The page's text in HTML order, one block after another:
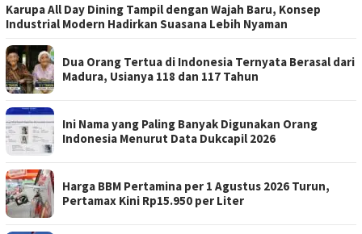
Karupa All Day Dining Tampil dengan Wajah Baru, Konsep
Industrial Modern Hadirkan Suasana Lebih Nyaman
Dua Orang Tertua di Indonesia Ternyata Berasal dari
Madura, Usianya 118 dan 117 Tahun
Ini Nama yang Paling Banyak Digunakan Orang
Indonesia Menurut Data Dukcapil 2026
Harga BBM Pertamina per 1 Agustus 2026 Turun,
Pertamax Kini Rp15.950 per Liter